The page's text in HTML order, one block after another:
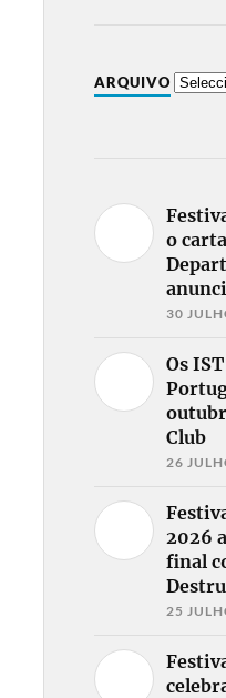
ARQUIVO
o
30
Os
Club
26
2026
final
25